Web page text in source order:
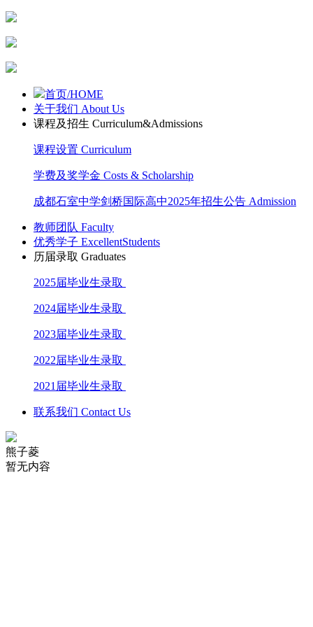
首页/HOME
关于我们 About Us
课程及招生 Curriculum&Admissions
课程设置 Curriculum
学费及奖学金 Costs & Scholarship
成都石室中学剑桥国际高中2025年招生公告 Admission
教师团队 Faculty
优秀学子 ExcellentStudents
历届录取 Graduates
2025届毕业生录取
2024届毕业生录取
2023届毕业生录取
2022届毕业生录取
2021届毕业生录取
联系我们 Contact Us
熊子菱
暂无内容